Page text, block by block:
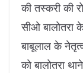
की तस्करी की
सीओ बालोतरा
बाबूलाल के
को बालोतरा